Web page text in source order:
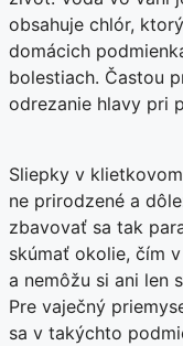
obsahuje chlór,
domácich
bolestiach. Častou
odrezanie hlavy pri
Sliepky v
ne prirodzené a
zbavovať sa tak
skúmať okolie, čím
a nemôžu si ani len
Pre vaječný
sa v takýchto